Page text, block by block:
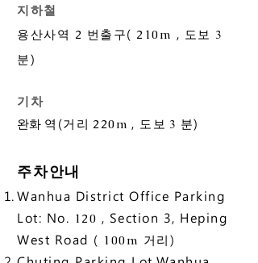
지하철
용산사역 2 번출구( 210m , 도보 3
분)
기차
​완화 역(거리 220m , 도보 3 분)
주차안내
Wanhua District Office Parking
Lot: No. 120 , Section 3, Heping
West Road ( 100m 거리)